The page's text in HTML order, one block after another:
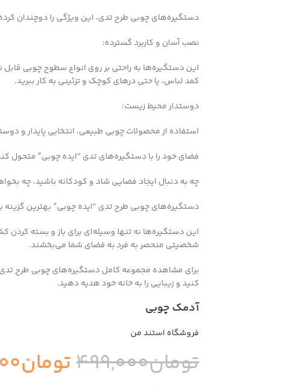
دستگیره‌های چوبی طرح تدی، این ویژگی را دوچندان
نصب آسان و کاربرد گسترده:
این دستگیره‌ها به راحتی بر روی انواع سطوح چوبی
کمد لباس، یا حتی درهای کوچک و تزئینی به کار ببرید.
دوستدار محیط زیست:
استفاده از محصولات چوبی طبیعی، انتخابی پایدار و
فضای خود را با دستگیره‌های تدی “ایده چوبی” متحول
چه به دنبال ایجاد فضایی شاد و کودکانه باشید، چه
دستگیره‌های چوبی طرح تدی “ایده چوبی” بهترین گزینه
این دستگیره‌ها نه تنها وسیله‌ای برای باز و بسته
شخصیتی منحصر به فرد به فضای شما می‌بخشند.
برای مشاهده مجموعه کامل دستگیره‌های چوبی طرح
کنید و زیبایی را به خانه خود هدیه دهید.
آدمک چوبی
فروشگاه استند من
تومان499,000تومان